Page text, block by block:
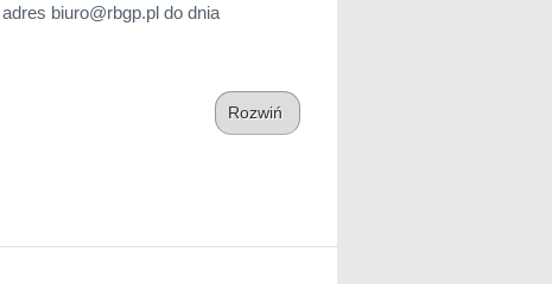
biuro@rbgp.pl do dnia
Rozwiń